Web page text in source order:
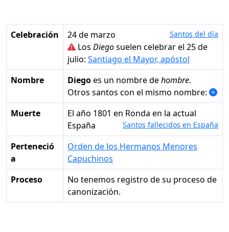
Celebración 24 de marzo Santos del día
Los Diegosuelen celebrar el 25 de
julio: Santiago el Mayor, apóstol
Nombre
Diegoes un nombre dehombre.
Otros santos con el mismo nombre:
Muerte
el año 1801 en Ronda en la actual
España
Santos fallecidos en España
Perteneció
a
Orden de los Hermanos Menores
Capuchinos
Proceso
No tenemos registro de su proceso de
canonización.